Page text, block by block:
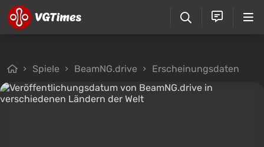
Spiele BeamNG.drive Erscheinungsdaten